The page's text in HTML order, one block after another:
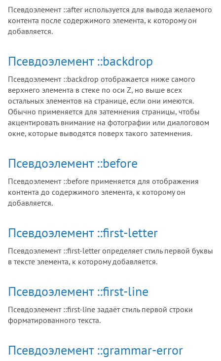
Псевдоэлемент ::after используется для вывода желаемого
контента после содержимого элемента, к которому он
добавляется.
Псевдоэлемент ::backdrop
Псевдоэлемент ::backdrop отображается ниже самого
верхнего элемента в стеке по оси Z, но выше всех
остальных элементов на странице, если они имеются.
Обычно применяется для затемнения страницы, чтобы
акцентировать внимание на фотографии или диалоговом
окне, которые выводятся поверх такого затемнения.
Псевдоэлемент ::before
Псевдоэлемент ::before применяется для отображения
контента до содержимого элемента, к которому он
добавляется.
Псевдоэлемент ::first-letter
Псевдоэлемент ::first-letter определяет стиль первой буквы
в тексте элемента, к которому добавляется.
Псевдоэлемент ::first-line
Псевдоэлемент ::first-line задаёт стиль первой строки
форматированного текста.
Псевдоэлемент ::grammar-error